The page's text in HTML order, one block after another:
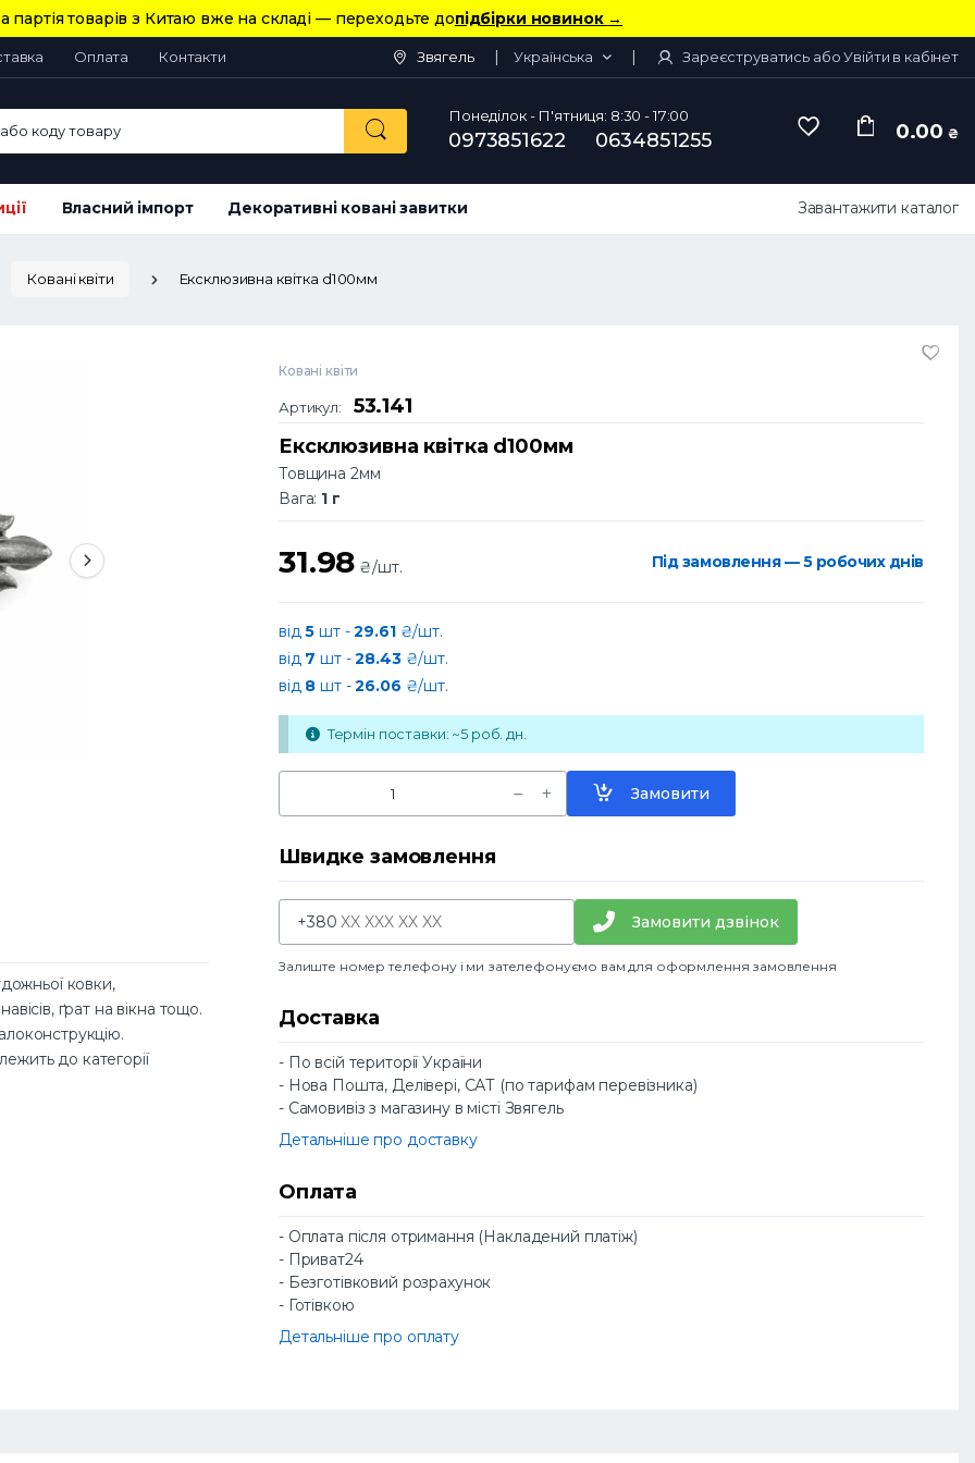
партія товарів з Китаю вже на складі — переходьте допідбірки новинок →
Оплата Контакти Звягель Українська Зареєструватись або Увійти в кабінет
Понеділок - П'ятниця: 8:30 - 17:00
0973851622 0634851255 0.00 ₴
Власний імпорт Декоративні ковані завитки Завантажити каталог
Ковані квіти Ексклюзивна квітка d100мм
ковки,
ґрат на вікна тощо.
до категорії
Ковані квіти
Артикул:
53.141
Ексклюзивна квітка d100мм
Товщина 2мм
Вага: 1 г
31.98 ₴/шт. Під замовлення — 5 робочих днів
від5 шт -29.61₴/шт.
від 7 шт -28.43₴/шт.
від 8 шт -26.06 ₴/шт.
Термін поставки: ~5 роб. дн.
Замовити
Швидке замовлення
+380 Замовити дзвінок
Залиште номер телефону і ми зателефонуємо вам для оформлення замовлення
Доставка
- По всій території України
- Нова Пошта, Делівері, САТ (по тарифам перевізника)
- Самовивіз з магазину в місті Звягель
Детальніше про доставку
Оплата
- Оплата після отримання (Накладений платіж)
- Приват24
- Безготівковий розрахунок
- Готівкою
Детальніше про оплату